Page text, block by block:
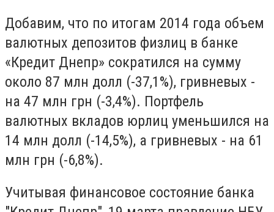
Добавим, что по итогам 2014 года объем
валютных депозитов физлиц в банке
«Кредит Днепр» сократился на сумму
около 87 млн ​​долл (-37,1%), гривневых -
на 47 млн ​​грн (-3,4%). Портфель
валютных вкладов юрлиц уменьшился на
14 млн долл (-14,5%), а гривневых - на 61
млн грн (-6,8%).
Учитывая финансовое состояние банка